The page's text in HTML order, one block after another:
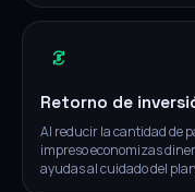
Retorno de
Al reducir la cantidad de
impreso economizas
ayudas al cuidado del